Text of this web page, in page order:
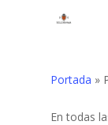
Portada »
En todas